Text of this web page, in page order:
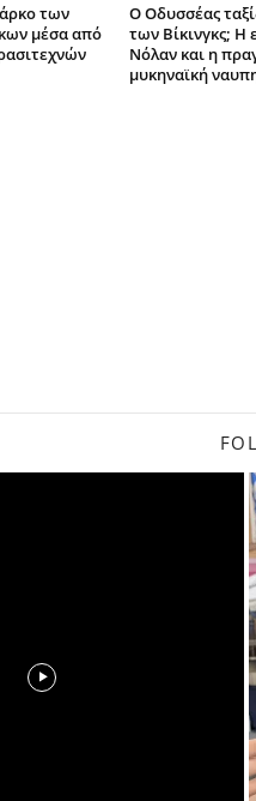
των
μέσα από
Ο Οδυσσέας
των Βίκινγκς; Η
Νόλαν και η
μυκηναϊκή